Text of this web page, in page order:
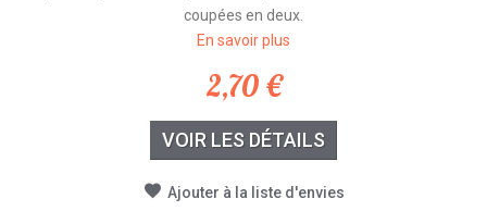
coupées en deux.
En savoir plus
2,70 €
VOIR LES DÉTAILS
Ajouter à la liste d'envies